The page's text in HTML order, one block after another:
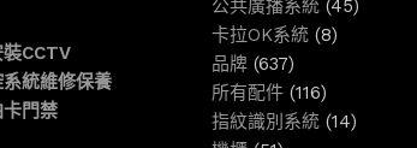
CCTV
統維修保養
門禁
公共廣播系統 (45)
卡拉OK系統 (8)
品牌 (637)
所有配件 (116)
指紋識別系統 (14)